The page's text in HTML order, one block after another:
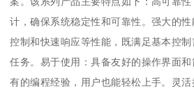
计，确保系统稳定性和可靠性。强大的
控制和快速响应等性能，既满足基本控
任务。易于使用：具备友好的操作界面
有的编程经验，用户也能轻松上手。灵